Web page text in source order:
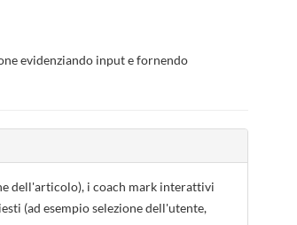
evidenziando input e fornendo
dell'articolo), i coach mark interattivi
(ad esempio selezione dell'utente,